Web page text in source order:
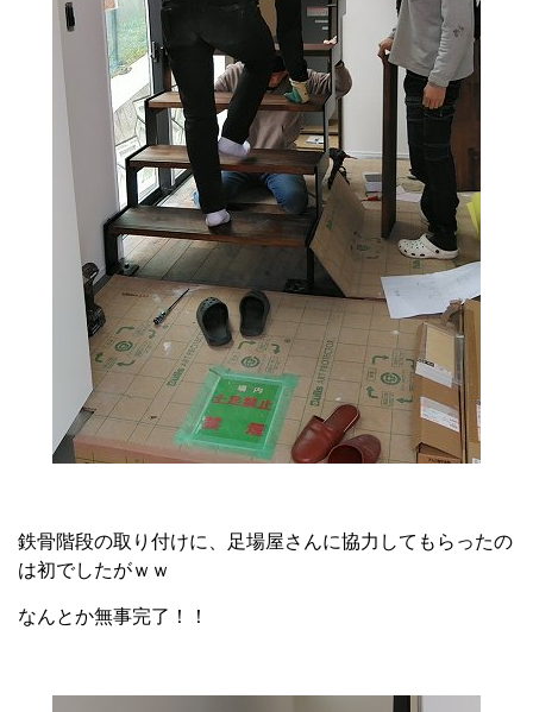
鉄骨階段の取り付けに、足場屋さんに協力してもらったの
は初でしたがｗｗ
なんとか無事完了！！